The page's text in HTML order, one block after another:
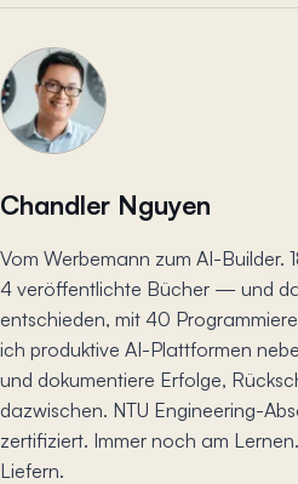
Chandler Nguyen
Vom Werbemann zum AI-Builder.
4 veröffentlichte Bücher — und
entschieden, mit 40
ich produktive AI-Plattformen
und dokumentiere Erfolge,
dazwischen. NTU Engineering-
zertifiziert. Immer noch am
Liefern.